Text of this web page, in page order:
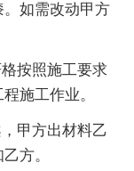
如需改动甲方
按照施工要求
施工作业。
甲方出材料乙
方。